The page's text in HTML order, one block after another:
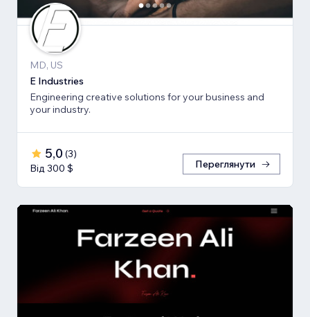
MD, US
E Industries
Engineering creative solutions for your business and
your industry.
5,0 (3)
Від 300 $
Переглянути